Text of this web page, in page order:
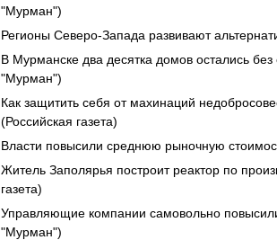
"Мурман")
Регионы Северо-Запада развивают
В Мурманске два десятка домов остались
"Мурман")
Как защитить себя от махинаций
(Российская газета)
Власти повысили среднюю рыночную
Житель Заполярья построит реактор по
газета)
Управляющие компании самовольно
"Мурман")